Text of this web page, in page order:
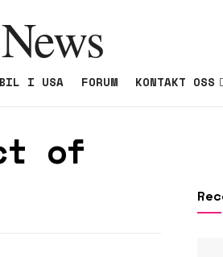
I USA FORUM KONTAKT OSS
of